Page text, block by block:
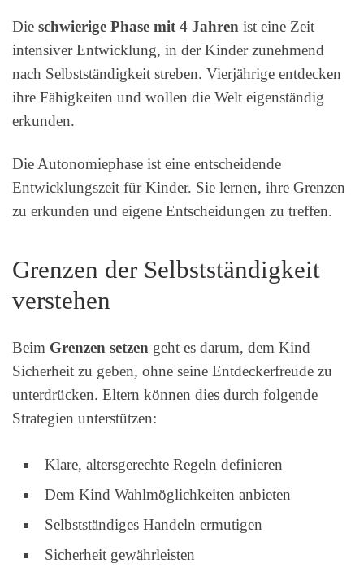
Die schwierige Phase mit 4 Jahren ist eine Zeit
intensiver Entwicklung, in der Kinder zunehmend
nach Selbstständigkeit streben. Vierjährige entdecken
ihre Fähigkeiten und wollen die Welt eigenständig
erkunden.
Die Autonomiephase ist eine entscheidende
Entwicklungszeit für Kinder. Sie lernen, ihre Grenzen
zu erkunden und eigene Entscheidungen zu treffen.
Grenzen der Selbstständigkeit
verstehen
Beim Grenzen setzen geht es darum, dem Kind
Sicherheit zu geben, ohne seine Entdeckerfreude zu
unterdrücken. Eltern können dies durch folgende
Strategien unterstützen:
Klare, altersgerechte Regeln definieren
Dem Kind Wahlmöglichkeiten anbieten
Selbstständiges Handeln ermutigen
Sicherheit gewährleisten